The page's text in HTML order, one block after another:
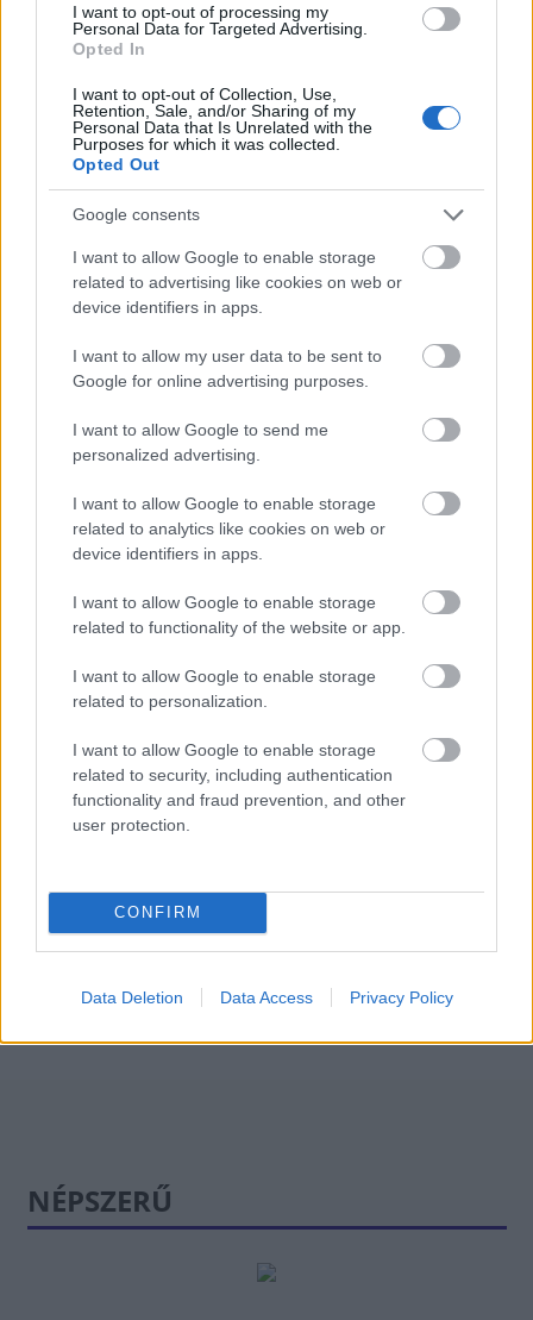
I want to opt-out of processing my
Personal Data for Targeted Advertising.
Opted In
I want to opt-out of Collection, Use,
Retention, Sale, and/or Sharing of my
Personal Data that Is Unrelated with the
Purposes for which it was collected.
Opted Out
Google consents
I want to allow Google to enable storage
related to advertising like cookies on web or
device identifiers in apps.
I want to allow my user data to be sent to
Google for online advertising purposes.
I want to allow Google to send me
personalized advertising.
I want to allow Google to enable storage
related to analytics like cookies on web or
device identifiers in apps.
I want to allow Google to enable storage
related to functionality of the website or app.
I want to allow Google to enable storage
related to personalization.
I want to allow Google to enable storage
related to security, including authentication
functionality and fraud prevention, and other
user protection.
CONFIRM
Data Deletion Data Access Privacy Policy
Kíméletlenül visszavágtak az ukránok Kijev
rakétázása miatt
Bizarr baleset történt a budapesti metrón
HÍREK 4 órája
Durva vámokat vetett ki az orosz olajra
Amerika
El is dőlt, ki lesz a köztársasági elnök
NÉPSZERŰ